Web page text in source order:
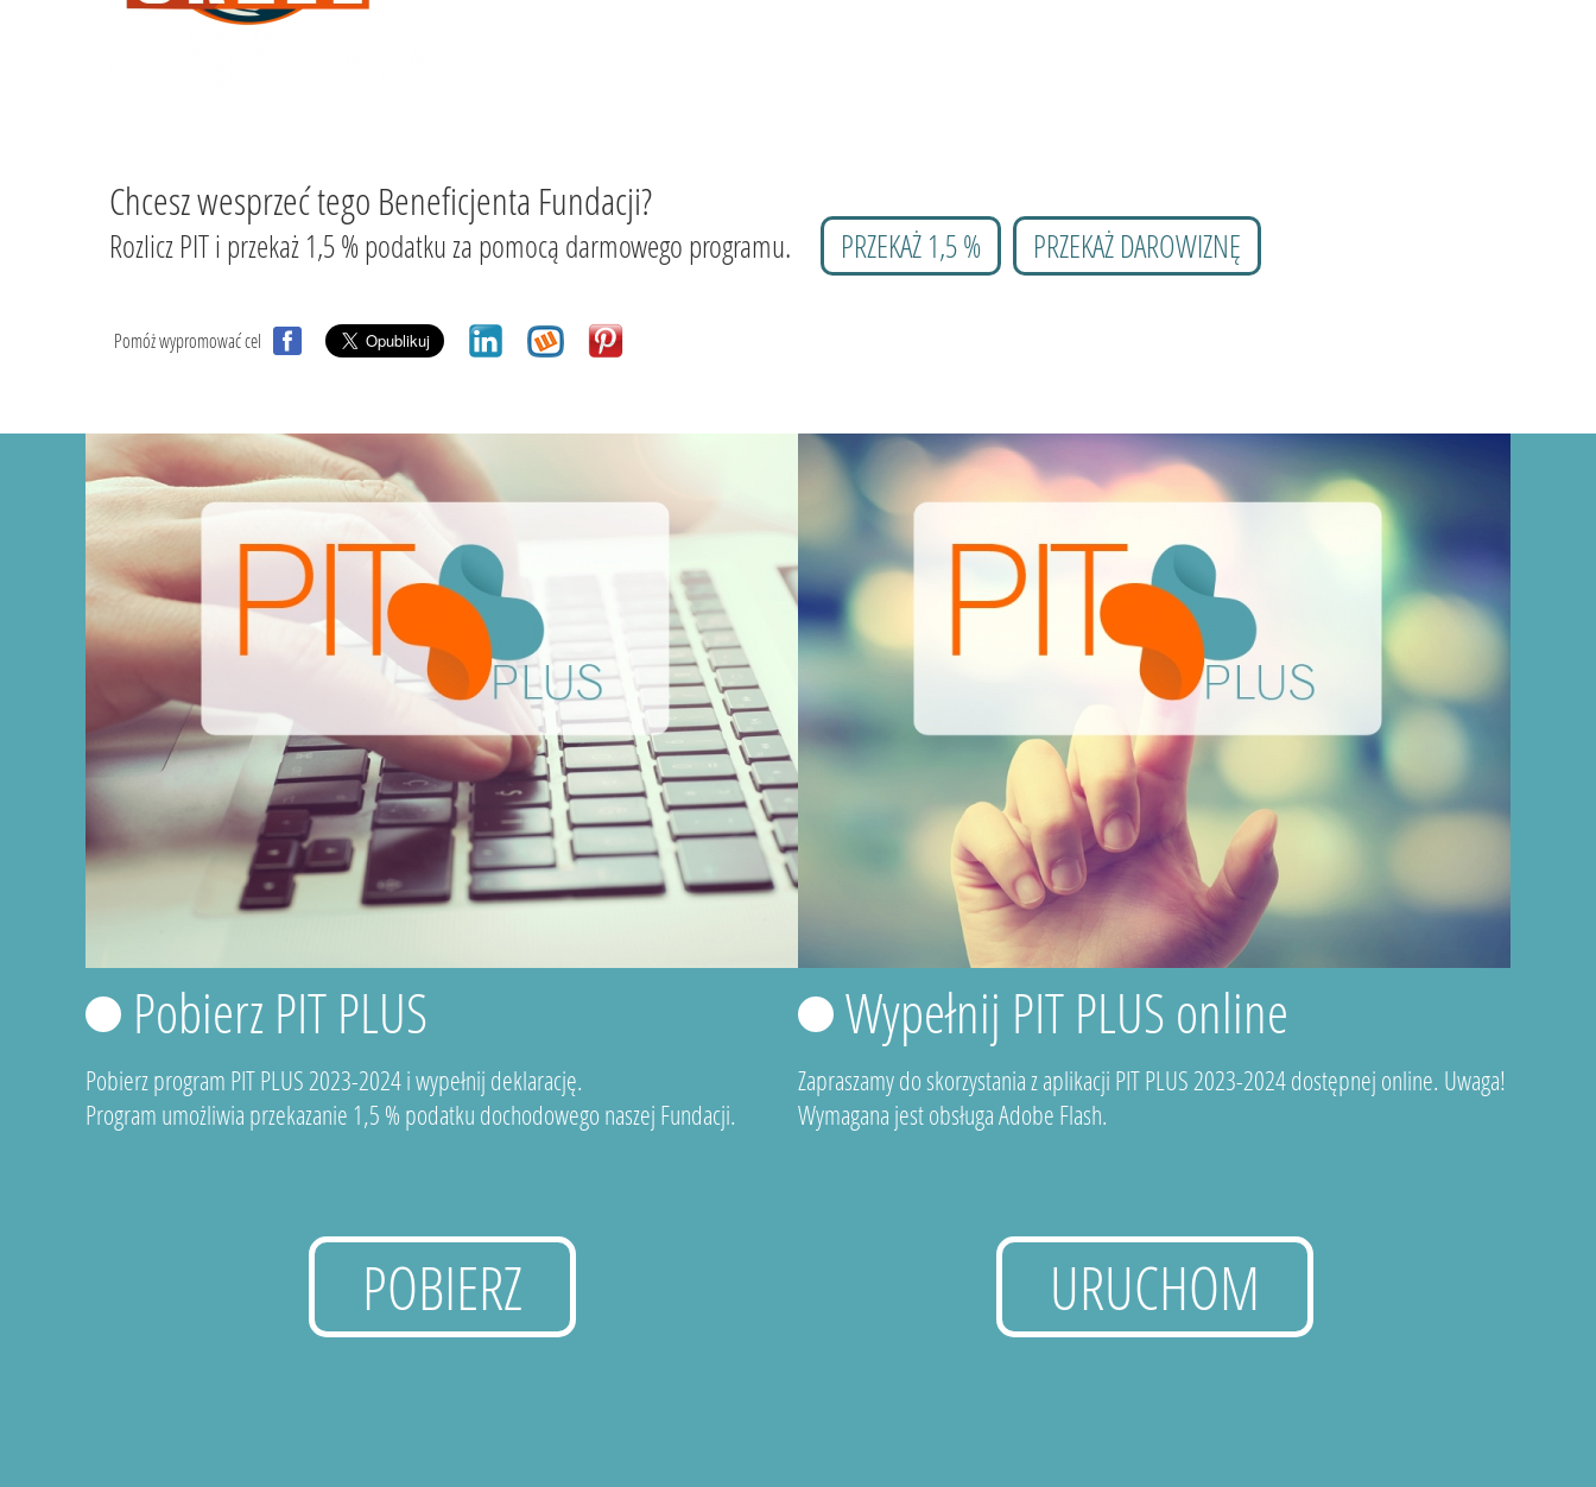
Chcesz wesprzeć tego Beneficjenta Fundacji?
Rozlicz PIT i przekaż 1,5 % podatku za pomocą darmowego programu. PRZEKAŻ 1,5 % PRZEKAŻ DAROWIZNĘ
Pomóż wypromować cel
Pobierz PIT PLUS
Pobierz program PIT PLUS 2023-2024 i wypełnij deklarację.
Program umożliwia przekazanie 1,5 % podatku dochodowego naszej Fundacji.
POBIERZ
Wypełnij PIT PLUS online
Zapraszamy do skorzystania z aplikacji PIT PLUS 2023-2024 dostępnej online. Uwaga!
Wymagana jest obsługa Adobe Flash.
URUCHOM